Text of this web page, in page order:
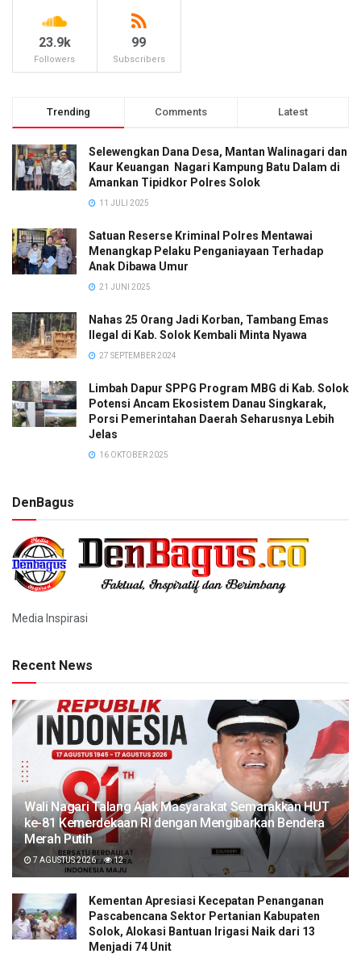
23.9k
Followers
99
Subscribers
Trending Comments Latest
Selewengkan Dana Desa, Mantan Walinagari dan
Kaur Keuangan Nagari Kampung Batu Dalam di
Amankan Tipidkor Polres Solok
11 JULI 2025
Satuan Reserse Kriminal Polres Mentawai
Menangkap Pelaku Penganiayaan Terhadap
Anak Dibawa Umur
21 JUNI 2025
Nahas 25 Orang Jadi Korban, Tambang Emas
Ilegal di Kab. Solok Kembali Minta Nyawa
27 SEPTEMBER 2024
Limbah Dapur SPPG Program MBG di Kab. Solok
Potensi Ancam Ekosistem Danau Singkarak,
Porsi Pemerintahan Daerah Seharusnya Lebih
Jelas
16 OKTOBER 2025
DenBagus
Media Inspirasi
Recent News
Wali Nagari Talang Ajak Masyarakat Semarakkan HUT
ke-81 Kemerdekaan RI dengan Mengibarkan Bendera
Merah Putih
7 AGUSTUS 2026 12
Kementan Apresiasi Kecepatan Penanganan
Pascabencana Sektor Pertanian Kabupaten
Solok, Alokasi Bantuan Irigasi Naik dari 13
Menjadi 74 Unit